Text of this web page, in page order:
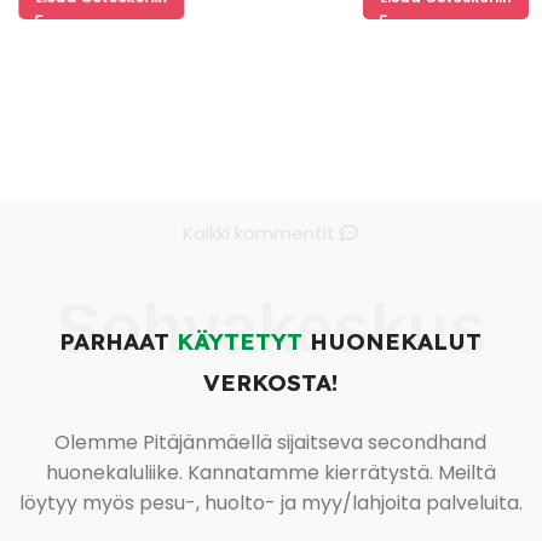
Sohvakeskus
PARHAAT KÄYTETYT HUONEKALUT
VERKOSTA!
Olemme Pitäjänmäellä sijaitseva secondhand
huonekaluliike. Kannatamme kierrätystä. Meiltä
löytyy myös pesu-, huolto- ja myy/lahjoita palveluita.